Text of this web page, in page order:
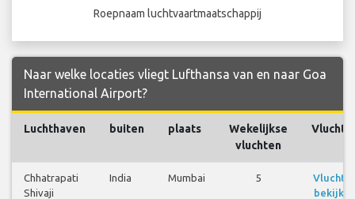
Roepnaam luchtvaartmaatschappij
Naar welke locaties vliegt Lufthansa van en naar Goa
International Airport?
Luchthaven buiten plaats
Wekelijkse
vluchten
Chhatrapati
Shivaji
India Mumbai 5